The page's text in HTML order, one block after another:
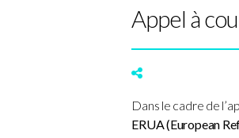
Appel à
Dans le cadre de
ERUA (European